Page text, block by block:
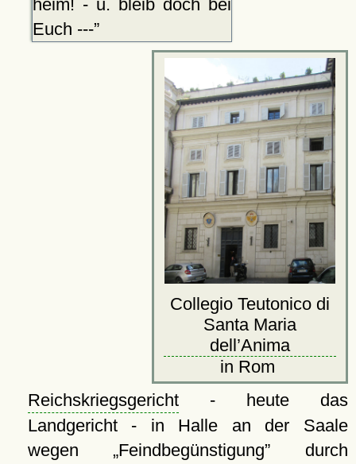
heim! - u. bleib doch bei
Euch ---
Collegio Teutonico di
Santa Maria
dell’Anima
in Rom
Reichskriegsgericht- heute das
Landgericht - in Halle an der Saale
wegen Feindbegünstigung
durch